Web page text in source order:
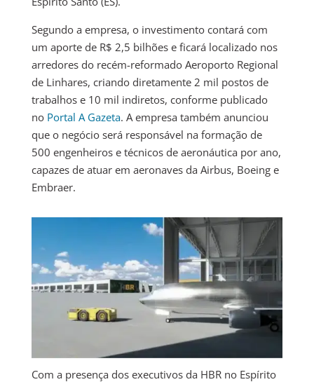
Segundo a empresa, o investimento contará com
um aporte de R$ 2,5 bilhões e ficará localizado nos
arredores do recém-reformado Aeroporto Regional
de Linhares, criando diretamente 2 mil postos de
trabalhos e 10 mil indiretos, conforme publicado
no Portal A Gazeta. A empresa também anunciou
que o negócio será responsável na formação de
500 engenheiros e técnicos de aeronáutica por ano,
capazes de atuar em aeronaves da Airbus, Boeing e
Embraer.
Com a presença dos executivos da HBR no Espírito